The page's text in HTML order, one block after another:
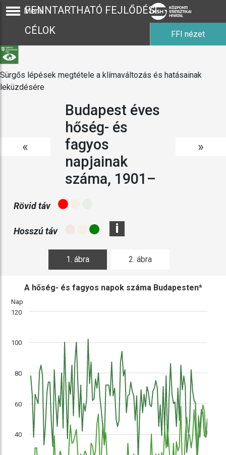
Menü
FENNTARTHATÓ FEJLŐDÉSI
CÉLOK
FFI nézet
Sürgős lépések megtétele a klímaváltozás és hatásainak
leküzdésére
«
Budapest éves
hőség- és
fagyos
napjainak
száma, 1901–
»
Rövid táv
Hosszú táv i
1. ábra 2. ábra
Nap
A hőség- és fagyos napok száma Budapesten*
40
60
80
100
120